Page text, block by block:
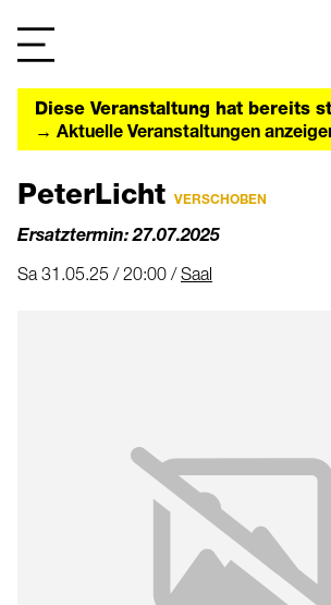
Diese Veranstaltung hat bereits
→ Aktuelle Veranstaltungen
PeterLicht VERSCHOBEN
Ersatztermin: 27.07.2025
Sa 31.05.25 / 20:00 /Saal